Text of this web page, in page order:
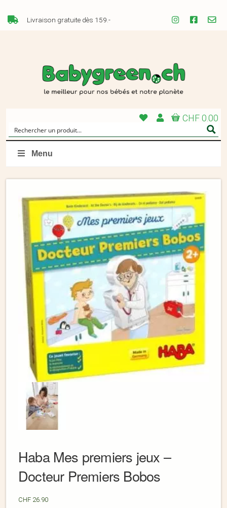
Livraison gratuite dès 159.-
CHF 0.00
Menu
Haba Mes premiers jeux –
Docteur Premiers Bobos
CHF 26.90